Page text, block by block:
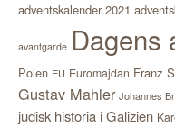
adventskalender 2021
avantgarde Dagens
Polen EU Euromajdan Franz
Gustav Mahler Johannes
judisk historia i Galizien